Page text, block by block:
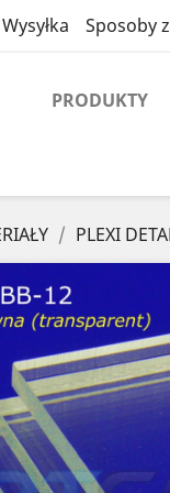
Wysyłka Sposoby
PRODUKTY
PLEXI